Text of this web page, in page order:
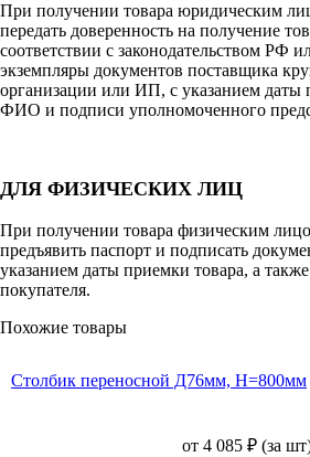
При получении товара юридическим
передать доверенность на получение
соответствии с законодательством РФ
экземпляры документов поставщика
организации или ИП, с указанием даты
ФИО и подписи уполномоченного
ДЛЯ ФИЗИЧЕСКИХ ЛИЦ
При получении товара физическим
предъявить паспорт и подписать
указанием даты приемки товара, а
покупателя.
Похожие товары
Столбик переносной Д76мм, H=800мм
от 4 085 ₽ (за